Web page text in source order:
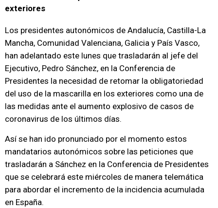
exteriores
Los presidentes autonómicos de Andalucía, Castilla-La
Mancha, Comunidad Valenciana, Galicia y País Vasco,
han adelantado este lunes que trasladarán al jefe del
Ejecutivo, Pedro Sánchez, en la Conferencia de
Presidentes la necesidad de retomar la obligatoriedad
del uso de la mascarilla en los exteriores como una de
las medidas ante el aumento explosivo de casos de
coronavirus de los últimos días.
Así se han ido pronunciado por el momento estos
mandatarios autonómicos sobre las peticiones que
trasladarán a Sánchez en la Conferencia de Presidentes
que se celebrará este miércoles de manera telemática
para abordar el incremento de la incidencia acumulada
en España.